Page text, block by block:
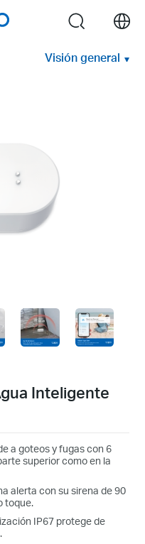
search
Visión general
Inteligente
a goteos y fugas con 6
superior como en la
alerta con su sirena de 90
toque.
IP67 protege de